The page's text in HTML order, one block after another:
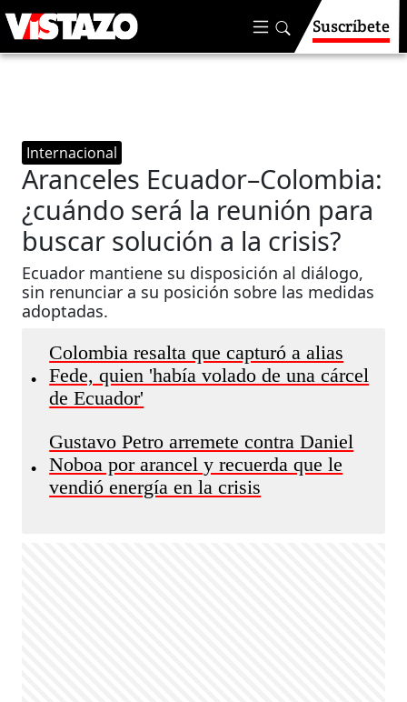
Suscríbete
Internacional
Aranceles Ecuador–Colombia:
¿cuándo será la reunión para
buscar solución a la crisis?
Ecuador mantiene su disposición al diálogo,
sin renunciar a su posición sobre las medidas
adoptadas.
•
Colombia resalta que capturó a alias
Fede, quien 'había volado de una cárcel
de Ecuador'
•
Gustavo Petro arremete contra Daniel
Noboa por arancel y recuerda que le
vendió energía en la crisis